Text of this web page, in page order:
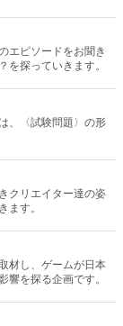
エピソードをお聞き
探っていきます。
、〈試験問題〉の形
クリエイター達の姿
す。
材し、ゲームが日本
を探る企画です。